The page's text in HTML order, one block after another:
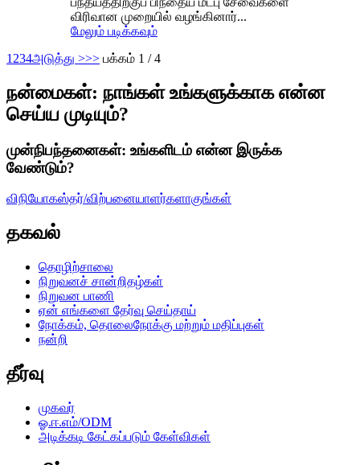
விரிவான முறையில் வழங்கினார்...
மேலும் படிக்கவும்
1 234அடுத்து >>> பக்கம் 1 / 4
நன்மைகள்: நாங்கள் உங்களுக்காக என்ன
செய்ய முடியும்?
முன்நிபந்தனைகள்: உங்களிடம் என்ன இருக்க
வேண்டும்?
விநியோகஸ்தர்/விற்பனையாளர்களாகுங்கள்
தகவல்
தொழிற்சாலை
நிறுவனச் சான்றிதழ்கள்
நிறுவன பாணி
ஏன் எங்களை தேர்வு செய்தாய்
நோக்கம், தொலைநோக்கு மற்றும் மதிப்புகள்
நன்றி
தீர்வு
முகவர்
ஓ.ஈ.எம்/ODM
அடிக்கடி கேட்கப்படும் கேள்விகள்